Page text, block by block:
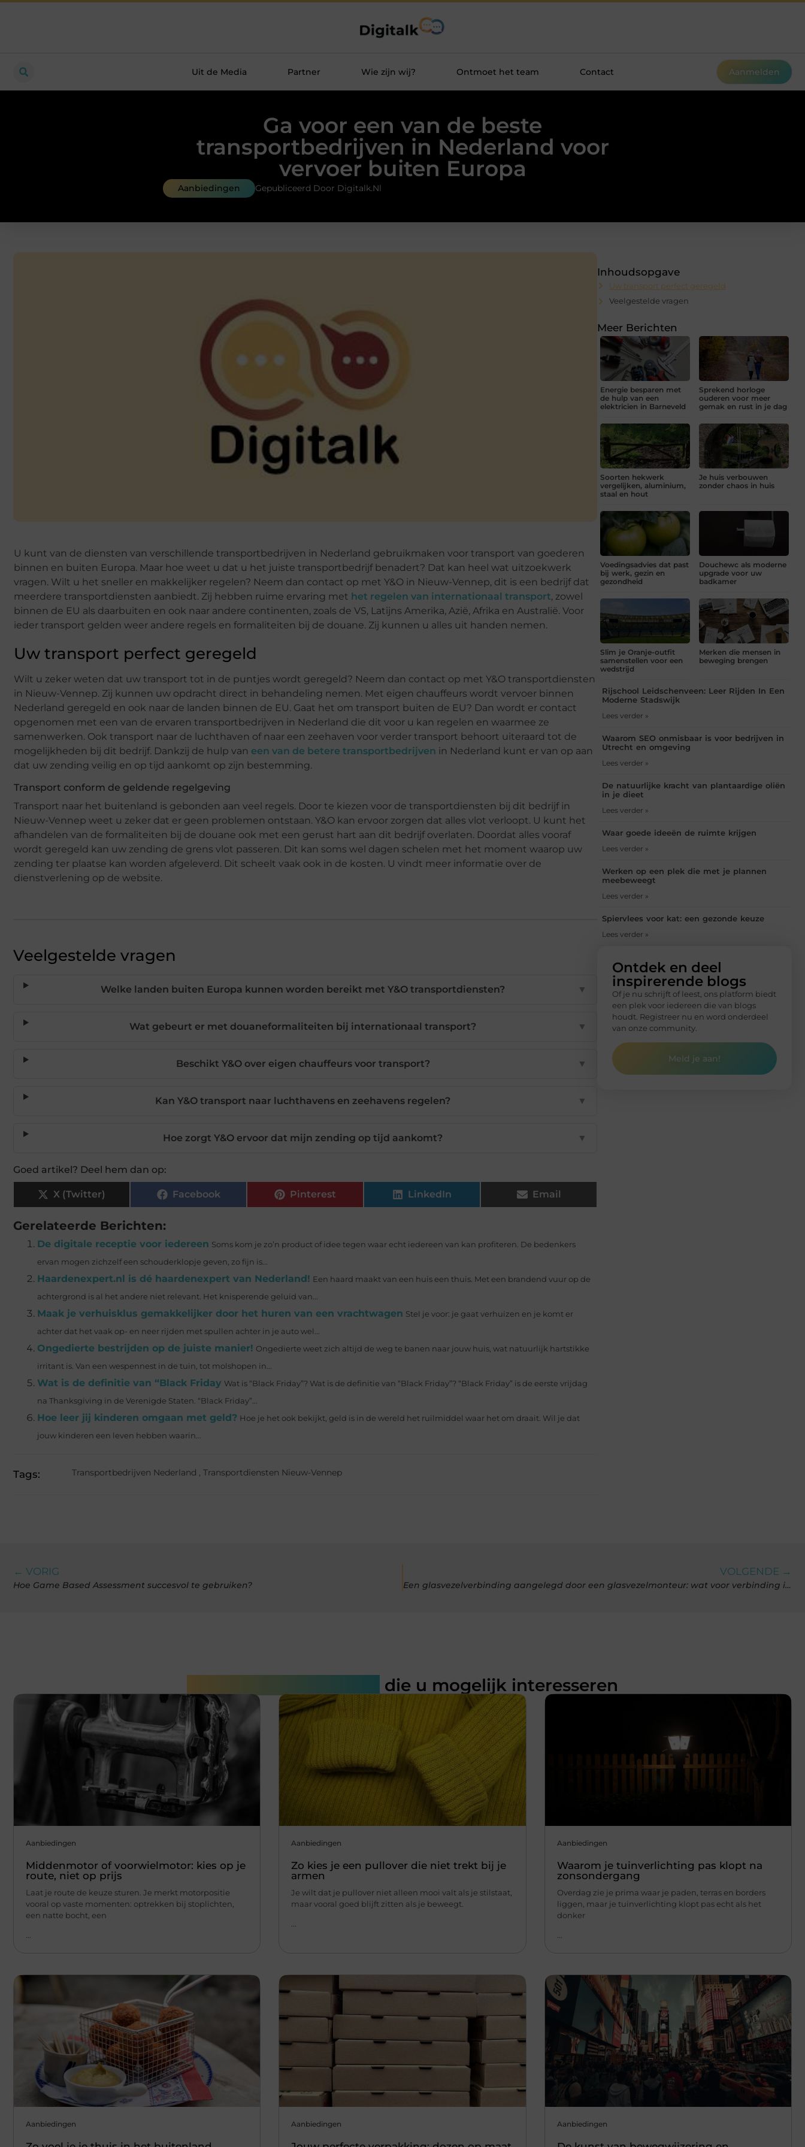
Uit de Media Partner Wie zijn wij? Ontmoet het team Contact Aanmelden
Ga voor een van de beste
transportbedrijven in Nederland voor
vervoer buiten Europa
Aanbiedingen Gepubliceerd Door Digitalk.nl
U kunt van de diensten van verschillende transportbedrijven in Nederland gebruikmaken voor transport van goederen
binnen en buiten Europa. Maar hoe weet u dat u het juiste transportbedrijf benadert? Dat kan heel wat uitzoekwerk
vragen. Wilt u het sneller en makkelijker regelen? Neem dan contact op met Y&O in Nieuw-Vennep, dit is een bedrijf dat
meerdere transportdiensten aanbiedt. Zij hebben ruime ervaring met het regelen van internationaal transport, zowel
binnen de EU als daarbuiten en ook naar andere continenten, zoals de VS, Latijns Amerika, Azië, Afrika en Australië. Voor
ieder transport gelden weer andere regels en formaliteiten bij de douane. Zij kunnen u alles uit handen nemen.
Uw transport perfect geregeld
Wilt u zeker weten dat uw transport tot in de puntjes wordt geregeld? Neem dan contact op met Y&O transportdiensten
in Nieuw-Vennep. Zij kunnen uw opdracht direct in behandeling nemen. Met eigen chauffeurs wordt vervoer binnen
Nederland geregeld en ook naar de landen binnen de EU. Gaat het om transport buiten de EU? Dan wordt er contact
opgenomen met een van de ervaren transportbedrijven in Nederland die dit voor u kan regelen en waarmee ze
samenwerken. Ook transport naar de luchthaven of naar een zeehaven voor verder transport behoort uiteraard tot de
mogelijkheden bij dit bedrijf. Dankzij de hulp van een van de betere transportbedrijven in Nederland kunt er van op aan
dat uw zending veilig en op tijd aankomt op zijn bestemming.
Transport conform de geldende regelgeving
Transport naar het buitenland is gebonden aan veel regels. Door te kiezen voor de transportdiensten bij dit bedrijf in
Nieuw-Vennep weet u zeker dat er geen problemen ontstaan. Y&O kan ervoor zorgen dat alles vlot verloopt. U kunt het
afhandelen van de formaliteiten bij de douane ook met een gerust hart aan dit bedrijf overlaten. Doordat alles vooraf
wordt geregeld kan uw zending de grens vlot passeren. Dit kan soms wel dagen schelen met het moment waarop uw
zending ter plaatse kan worden afgeleverd. Dit scheelt vaak ook in de kosten. U vindt meer informatie over de
dienstverlening op de website.
Veelgestelde vragen
Welke landen buiten Europa kunnen worden bereikt met Y&O transportdiensten? ▼
Wat gebeurt er met douaneformaliteiten bij internationaal transport? ▼
Beschikt Y&O over eigen chauffeurs voor transport? ▼
Kan Y&O transport naar luchthavens en zeehavens regelen? ▼
Hoe zorgt Y&O ervoor dat mijn zending op tijd aankomt? ▼
Goed artikel? Deel hem dan op:
X (Twitter) Facebook Pinterest LinkedIn Email
Gerelateerde Berichten:
De digitale receptie voor iedereen Soms kom je zo’n product of idee tegen waar echt iedereen van kan profiteren. De bedenkers
ervan mogen zichzelf een schouderklopje geven, zo fijn is...
Haardenexpert.nl is dé haardenexpert van Nederland! Een haard maakt van een huis een thuis. Met een brandend vuur op de
achtergrond is al het andere niet relevant. Het knisperende geluid van...
Maak je verhuisklus gemakkelijker door het huren van een vrachtwagen Stel je voor: je gaat verhuizen en je komt er
achter dat het vaak op- en neer rijden met spullen achter in je auto wel...
Ongedierte bestrijden op de juiste manier! Ongedierte weet zich altijd de weg te banen naar jouw huis, wat natuurlijk hartstikke
irritant is. Van een wespennest in de tuin, tot molshopen in...
Wat is de definitie van “Black Friday Wat is “Black Friday”? Wat is de definitie van “Black Friday”? “Black Friday” is de eerste vrijdag
na Thanksgiving in de Verenigde Staten. “Black Friday”...
Hoe leer jij kinderen omgaan met geld? Hoe je het ook bekijkt, geld is in de wereld het ruilmiddel waar het om draait. Wil je dat
jouw kinderen een leven hebben waarin...
Tags: Transportbedrijven Nederland , Transportdiensten Nieuw-Vennep
Inhoudsopgave
Uw transport perfect geregeld
Veelgestelde vragen
Meer Berichten
Energie besparen met
de hulp van een
elektricien in Barneveld
Sprekend horloge
ouderen voor meer
gemak en rust in je dag
Soorten hekwerk
vergelijken, aluminium,
staal en hout
Je huis verbouwen
zonder chaos in huis
Voedingsadvies dat past
bij werk, gezin en
gezondheid
Douchewc als moderne
upgrade voor uw
badkamer
Slim je Oranje-outfit
samenstellen voor een
wedstrijd
Merken die mensen in
beweging brengen
Rijschool Leidschenveen: Leer Rijden In Een
Moderne Stadswijk
Lees verder »
Waarom SEO onmisbaar is voor bedrijven in
Utrecht en omgeving
Lees verder »
De natuurlijke kracht van plantaardige oliën
in je dieet
Lees verder »
Waar goede ideeën de ruimte krijgen
Lees verder »
Werken op een plek die met je plannen
meebeweegt
Lees verder »
Spiervlees voor kat: een gezonde keuze
Lees verder »
Ontdek en deel
inspirerende blogs
Of je nu schrijft of leest, ons platform biedt
een plek voor iedereen die van blogs
houdt. Registreer nu en word onderdeel
van onze community.
Meld je aan!
← VORIG
Hoe Game Based Assessment succesvol te gebruiken?
VOLGENDE →
Een glasvezelverbinding aangelegd door een glasvezelmonteur: wat voor verbinding is dit eigenlijk?
die u mogelijk interesseren
Aanbiedingen
Middenmotor of voorwielmotor: kies op je
route, niet op prijs
Laat je route de keuze sturen. Je merkt motorpositie
vooral op vaste momenten: optrekken bij stoplichten,
een natte bocht, een
...
Aanbiedingen
Zo kies je een pullover die niet trekt bij je
armen
Je wilt dat je pullover niet alleen mooi valt als je stilstaat,
maar vooral goed blijft zitten als je beweegt.
...
Aanbiedingen
Waarom je tuinverlichting pas klopt na
zonsondergang
Overdag zie je prima waar je paden, terras en borders
liggen, maar je tuinverlichting klopt pas echt als het
donker
...
Aanbiedingen Aanbiedingen Aanbiedingen